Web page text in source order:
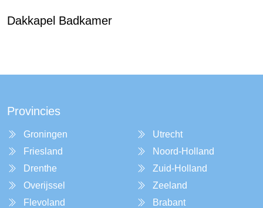
Dakkapel Badkamer
Provincies
Groningen
Friesland
Drenthe
Overijssel
Flevoland
Utrecht
Noord-Holland
Zuid-Holland
Zeeland
Brabant